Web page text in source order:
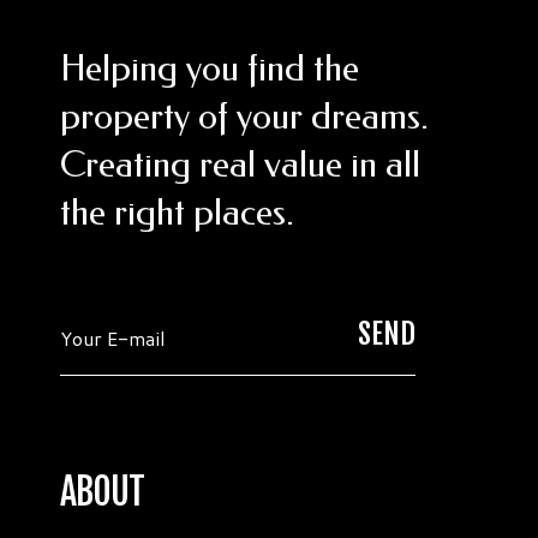
Helping you find the
property of your dreams.
Creating real value in all
the right places.
ABOUT